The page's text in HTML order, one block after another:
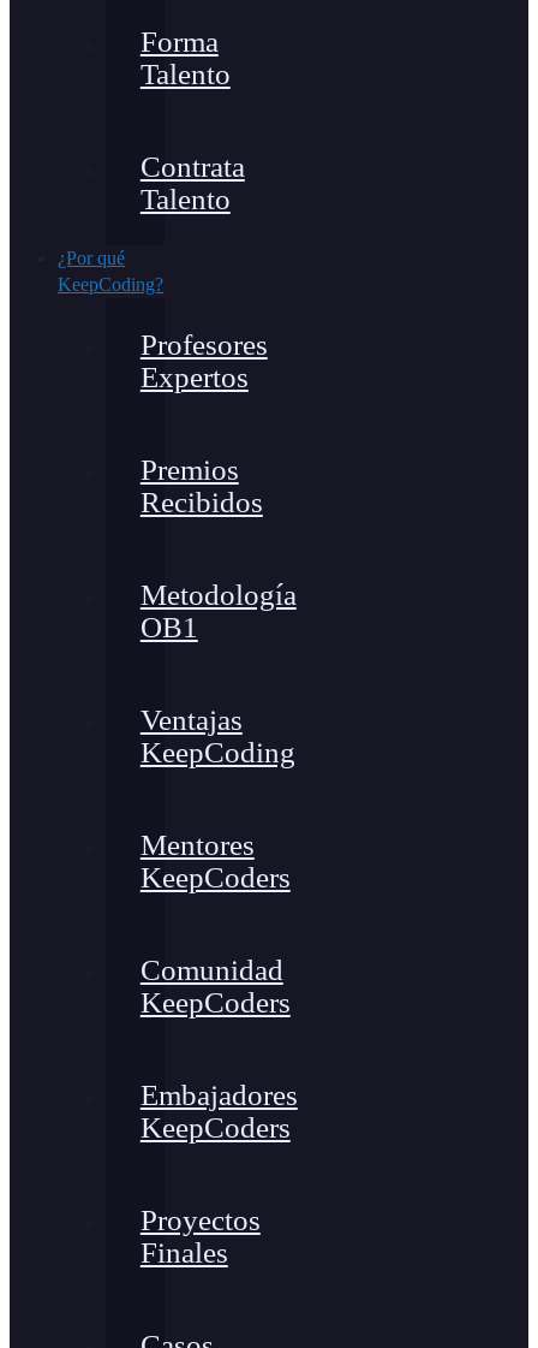
Forma
Talento
Contrata
Talento
¿Por qué
KeepCoding?
Profesores
Expertos
Premios
Recibidos
Metodología
OB1
Ventajas
KeepCoding
Mentores
KeepCoders
Comunidad
KeepCoders
Embajadores
KeepCoders
Proyectos
Finales